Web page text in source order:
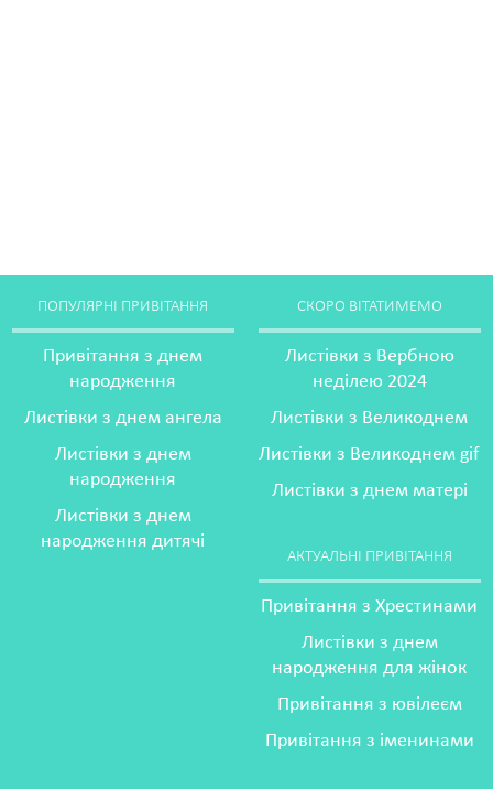
ПОПУЛЯРНІ ПРИВІТАННЯ
Привітання з днем
народження
Листівки з днем ангела
Листівки з днем
народження
Листівки з днем
народження дитячі
СКОРО ВІТАТИМЕМО
Листівки з Вербною
неділею 2024
Листівки з Великоднем
Листівки з Великоднем gif
Листівки з днем матері
АКТУАЛЬНІ ПРИВІТАННЯ
Привітання з Хрестинами
Листівки з днем
народження для жінок
Привітання з ювілеєм
Привітання з іменинами